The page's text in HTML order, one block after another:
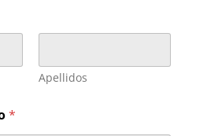
Apellidos
*